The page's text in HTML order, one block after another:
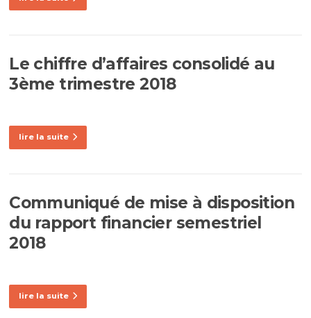
Le chiffre d’affaires consolidé au
3ème trimestre 2018
lire la suite
Communiqué de mise à disposition
du rapport financier semestriel
2018
lire la suite